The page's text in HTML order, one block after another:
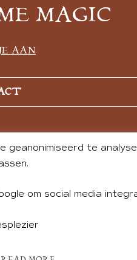
MAGIC
AAN
DESIGN BY
geanonimiseerd te
om social media